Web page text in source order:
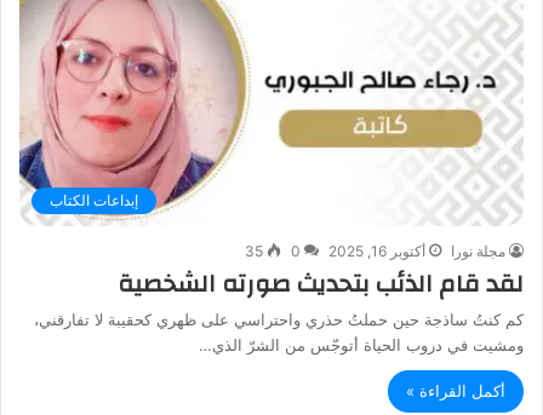
إبداعات الكتاب
مجلة نورا أكتوبر 16, 2025 0
35
لقد قام الذئب بتحديث صورته الشخصية
كم كنتُ ساذجة حين حملتُ حذري واحتراسي على ظهري كحقيبة لا تفارقني،
ومشيت في دروب الحياة أتوجّس من الشرّ الذي…
أكمل القراءة »